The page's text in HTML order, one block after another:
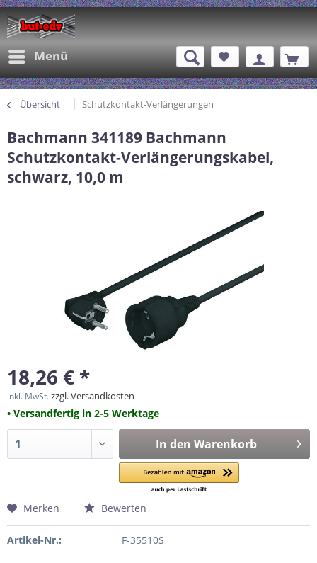
Menü
Übersicht Schutzkontakt-Verlängerungen
Bachmann 341189 Bachmann
Schutzkontakt-Verlängerungskabel,
schwarz, 10,0 m
18,26 € *
inkl. MwSt.zzgl. Versandkosten
• Versandfertig in 2-5 Werktage
In den Warenkorb
Merken Bewerten
Artikel-Nr.: F-35510S